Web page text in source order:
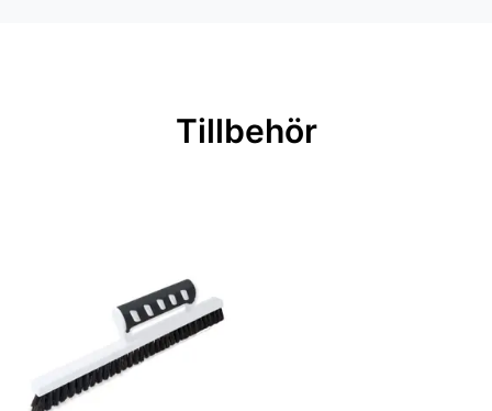
Rullängd: 10,05 m
väggen
Leverantörens artikelnummer: 6108
Tillbehör